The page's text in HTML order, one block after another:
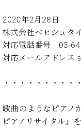
ン
サ
ー
ピ
ア
ー
納
入
績
ー
ル・
ベ
ト
代
店
催
イ
教室
ュ
ン
・
せ
2020年2月28日
株式会社ベヒシュタ
対応電話番号 03-
対応メールアドレス
・・・・・・・・
歌曲のようなピアノ
ピアノリサイタル』